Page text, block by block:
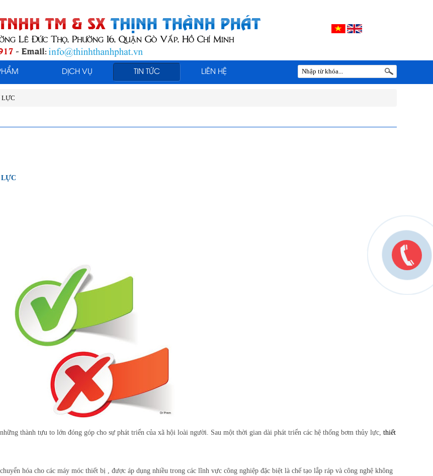
DỊCH VỤ TIN TỨC LIÊN HỆ
LỰC
thành tựu to lớn đóng góp cho sự phát triển của xã hội loài người. Sau một thời gian dài phát triển các hệ thống bơm thủy lực, thiết
hóa cho các máy móc thiết bị , được áp dụng nhiều trong các lĩnh vực công nghiệp đặc biệt là chế tạo lắp ráp và công nghệ không